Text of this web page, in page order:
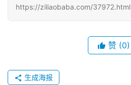
https://ziliaobaba.com/37972.html
赞 (0)
生成海报